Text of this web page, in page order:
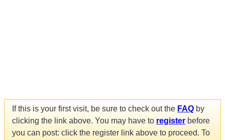
If this is your first visit, be sure to check out the FAQ by
clicking the link above. You may have to register before
you can post: click the register link above to proceed. To